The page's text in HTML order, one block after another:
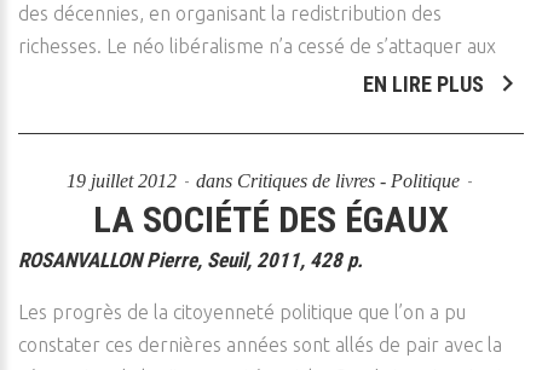
des décennies, en organisant la redistribution des
richesses. Le néo libéralisme n’a cessé de s’attaquer aux
EN LIRE PLUS
19 juillet 2012 dans Critiques de livres - Politique
LA SOCIÉTÉ DES ÉGAUX
ROSANVALLON Pierre, Seuil, 2011, 428 p.
Les progrès de la citoyenneté politique que l’on a pu
constater ces dernières années sont allés de pair avec la